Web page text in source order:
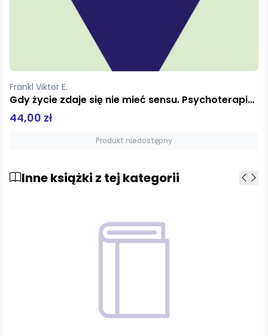
Frankl Viktor E.
Gdy życie zdaje się nie mieć sensu. Psychoterapia na dziś
44,00 zł
Produkt niedostępny
Inne książki z tej kategorii